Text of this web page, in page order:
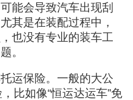
能会导致汽车出现刮
其是在装配过程中，
也没有专业的装车工
。
运保险。一般的大公
比如像“恒运达运车”免